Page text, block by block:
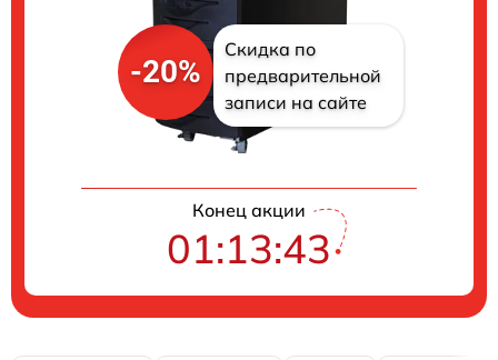
-20%
Скидка по
предварительной
записи на сайте
Конец акции
01:13:42